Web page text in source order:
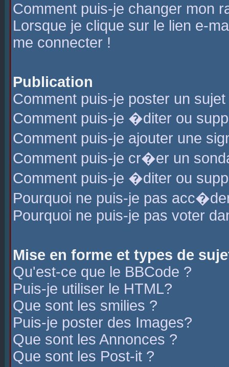
Comment puis-je changer mon
Lorsque je clique sur le lien e-
me connecter !
Publication
Comment puis-je poster un
Comment puis-je �diter ou
Comment puis-je ajouter une
Comment puis-je cr�er un
Comment puis-je �diter ou
Pourquoi ne puis-je pas
Pourquoi ne puis-je pas voter
Mise en forme et types de
Qu'est-ce que le BBCode ?
Puis-je utiliser le HTML?
Que sont les smilies ?
Puis-je poster des Images?
Que sont les Annonces ?
Que sont les Post-it ?